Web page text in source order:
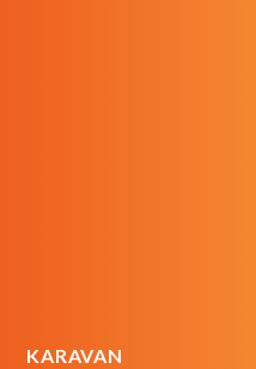
KARAVAN